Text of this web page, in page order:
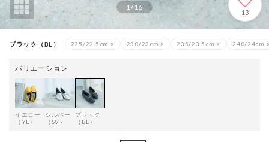
1/16
13
ブラック（BL） 225/22.5cm × 230/23cm × 235/23.5cm × 240/24cm
バリエーション
イエロー
（YL）
シルバー
（SV）
ブラック
（BL）